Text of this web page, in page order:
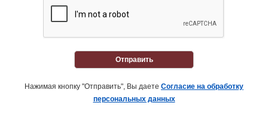
Отправить
Нажимая кнопку "Отправить", Вы даете Согласие на обработку
персональных данных